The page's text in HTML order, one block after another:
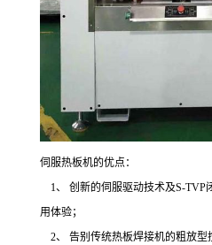
伺服热板机的优点：
1、 创新的伺服驱动技术及S-TVP
用体验；
2、 告别传统热板焊接机的粗放型